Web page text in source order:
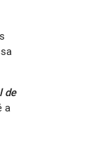
de
a